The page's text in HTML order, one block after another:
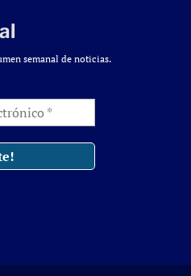
semanal de noticias.